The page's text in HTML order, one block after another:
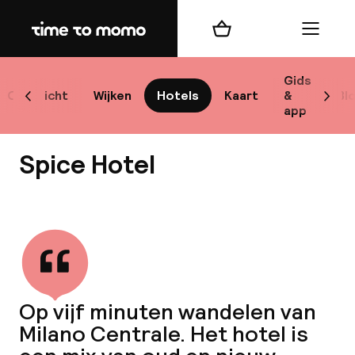
Home
Overzicht Wijken Hotels Kaart
Gids
&
app
Scroll naar links
Winkelmand Menu
Spice Hotel
Op vijf minuten wandelen van
Milano Centrale. Het hotel is